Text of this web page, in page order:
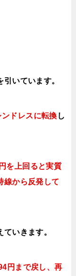
いています。
ンドレスに転換 し
を上回ると実質
線から反発して
いきます。
円まで戻し、再